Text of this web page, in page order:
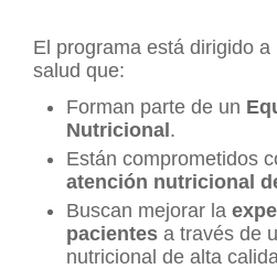
El programa está dirigido
salud que:
Forman parte de un
Nutricional.
Están comprometidos
atención nutricional
Buscan mejorar la
pacientes a través de
nutricional de alta